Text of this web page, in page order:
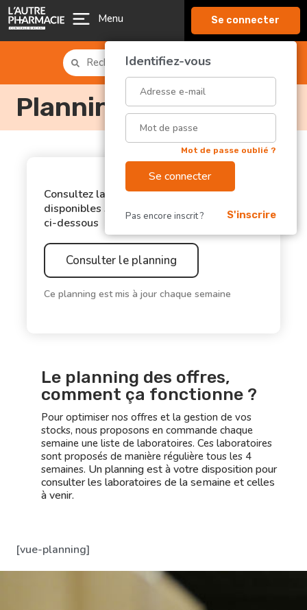
Menu Se connecter
Identifiez-vous
Mot de passe oublié ?
Se connecter
Pas encore inscrit ? S'inscrire
Rechercher produit, labo, EAN, ...
Planning des offres
Consultez la liste des laboratoires
disponibles sur le planning de commande
ci-dessous
Consulter le planning
Ce planning est mis à jour chaque semaine
Le planning des offres,
comment ça fonctionne ?
Pour optimiser nos offres et la gestion de vos
stocks, nous proposons en commande chaque
semaine une liste de laboratoires. Ces laboratoires
sont proposés de manière régulière tous les 4
semaines. Un planning est à votre disposition pour
consulter les laboratoires de la semaine et celles
à venir.
[vue-planning]